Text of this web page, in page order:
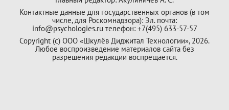
Контактные данные для государственных органов (в том
числе, для Роскомнадзора): Эл. почта:
info@psychologies.ru телефон: +7(495) 633-57-57
Copyright (с) ООО «Шкулёв Диджитал Технологии», 2026.
Любое воспроизведение материалов сайта без
разрешения редакции воспрещается.